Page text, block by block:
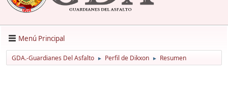
Menú Principal
GDA.-Guardianes Del Asfalto ► Perfil de Dikxon ► Resumen